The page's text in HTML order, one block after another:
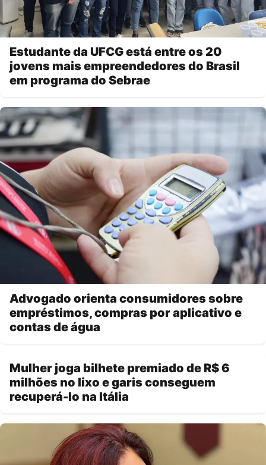
Estudante da UFCG está entre os 20
jovens mais empreendedores do Brasil
em programa do Sebrae
Advogado orienta consumidores sobre
empréstimos, compras por aplicativo e
contas de água
Mulher joga bilhete premiado de R$ 6
milhões no lixo e garis conseguem
recuperá-lo na Itália